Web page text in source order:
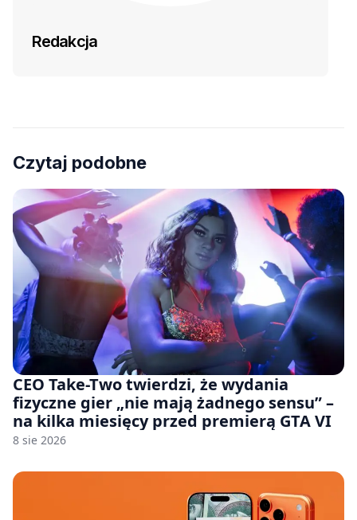
Redakcja
Czytaj podobne
CEO Take-Two twierdzi, że wydania
fizyczne gier „nie mają żadnego sensu” –
na kilka miesięcy przed premierą GTA VI
8 sie 2026